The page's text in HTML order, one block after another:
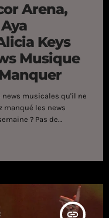
Arena,
Keys
Musique
news musicales qu'il ne
manqué les news
? Pas de
la performance
un nouvel album pour
insert_link